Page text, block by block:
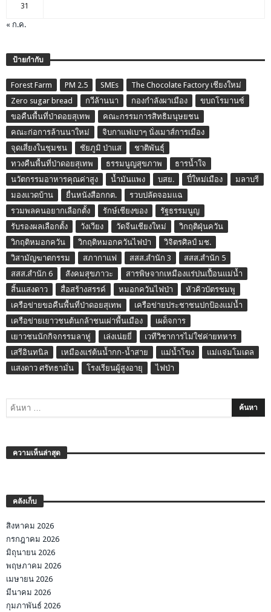
31
« ก.ค.
ป้ายกำกับ
Forest Farm PM 2.5 SMEs
The Chocolate Factory เชียงใหม่
Zero sugar bread
กวีล้านนา กองกำลังผาเมือง
ขบถโรมานซ์
ขอคืนพื้นที่ป่าดอยสุเทพ
คณะกรรมการสิทธิมนุษยชน
คณะก่อการล้านนาใหม่
จิบกาแฟเบาๆ นั่งเมาส์การเมือง
จุดเสี่ยงในชุมชน
ชัยภูมิ ป่าแส
ชาติพันธุ์
ทวงคืนพื้นที่ป่าดอยสุเทพ
ธรรมนูญสุขภาพ
ธารน้ำใจ
นวัตกรรมอาหารคุณค่าสูง
น้ำมันแพง บสย. ปี๋ใหม่เมือง
มลาบรี
มองแวดบ้าน
ยื่นหนังสือกกต.
รวบปลัดจอมแฉ
รวมพลคนอยากเลือกตั้ง
รักษ์เชียงของ
รัฐธรรมนูญ
รับรองผลเลือกตั้ง
วังเวียง วัดจีนเชียงใหม่
วิกฤติฝุ่นควัน
วิกฤติหมอกควัน
วิกฤติหมอกควันไฟป่า
วิจิตรศิลป์ มช.
วิสามัญฆาตกรรม
สภากาแฟ สสส.สำนัก 3
สสส.สำนัก 5
สสส.สำนัก 6
สังคมสุขภาวะ
สารพิษจากเหมืองแร่ปนเปื้อนแม่น้ำ
สิ้นแสงดาว
สื่อสร้างสรรค์ หมอกควันไฟป่า
หัวคิวบัตรชมพู
เครือข่ายขอคืนพื้นที่ป่าดอยสุเทพ
เครือข่ายประชาชนปกป้องแม่น้ำ
เครือข่ายเยาวชนต้นกล้าชนเผ่าพื้นเมือง
เผด็จการ
เยาวชนนักกิจกรรมลาหู่
เล่งเน่ยยี่
เวทีวิชาการไม่ใช่ค่ายทหาร
เสรีอินทนิล
เหมืองแร่ต้นน้ำกก-น้ำสาย แม่น้ำโขง
แม่แจ่มโมเดล
แสงดาว ศรัทธามั่น
โรงเรียนผู้สูงอายุ ไฟป่า
ความเห็นล่าสุด
คลังเก็บ
สิงหาคม 2026
กรกฎาคม 2026
มิถุนายน 2026
พฤษภาคม 2026
เมษายน 2026
มีนาคม 2026
กุมภาพันธ์ 2026